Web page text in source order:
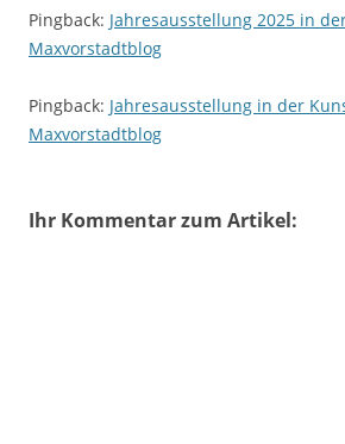
Pingback: Jahresausstellung 2025 in
Maxvorstadtblog
Pingback: Jahresausstellung in der
Maxvorstadtblog
Ihr Kommentar zum Artikel: